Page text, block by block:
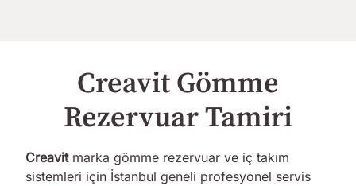
Creavit Gömme
Rezervuar Tamiri
Creavitmarka gömme rezervuar ve iç takım
sistemleri için İstanbul geneli profesyonel servis